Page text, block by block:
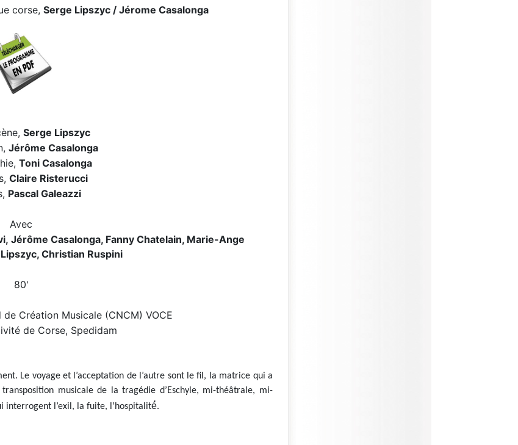
corse, Serge Lipszyc / Jérome Casalonga
Serge Lipszyc
Jérôme Casalonga
Toni Casalonga
Claire Risterucci
Pascal Galeazzi
Avec
Jérôme Casalonga, Fanny Chatelain, Marie-Ange
Christian Ruspini
80'
Création Musicale (CNCM) VOCE
de Corse, Spedidam
Le voyage et l’acceptation de l’autre sont le fil, la matrice qui a
musicale de la tragédie d’Eschyle, mi-théâtrale, mi-
l’exil, la fuite, l’hospitalité́.